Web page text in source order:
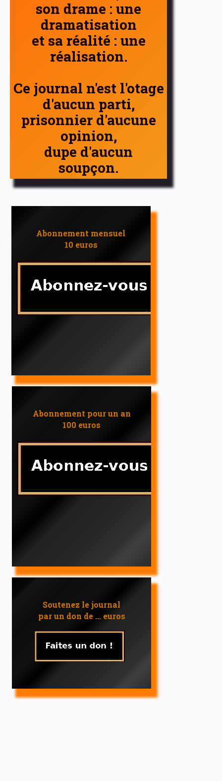
son drame : une
dramatisation
et sa réalité : une
réalisation.
Ce journal n'est l'otage
d'aucun parti,
prisonnier d'aucune
opinion,
dupe d'aucun
soupçon.
Abonnement mensuel
10 euros
Abonnement pour un an
100 euros
Soutenez le journal
par un don de ... euros